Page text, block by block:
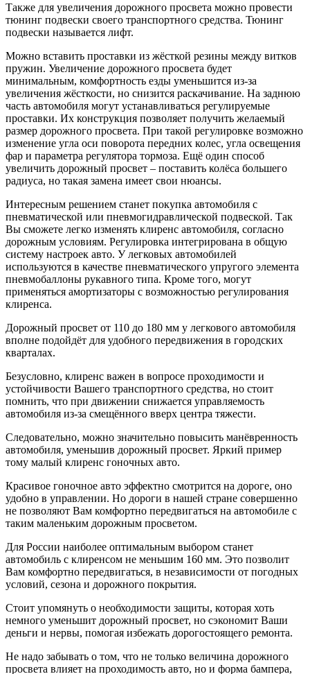
Также для увеличения дорожного просвета можно провести
тюнинг подвески своего транспортного средства. Тюнинг
подвески называется лифт.
Можно вставить проставки из жёсткой резины между витков
пружин. Увеличение дорожного просвета будет
минимальным, комфортность езды уменьшится из-за
увеличения жёсткости, но снизится раскачивание. На заднюю
часть автомобиля могут устанавливаться регулируемые
проставки. Их конструкция позволяет получить желаемый
размер дорожного просвета. При такой регулировке возможно
изменение угла оси поворота передних колес, угла освещения
фар и параметра регулятора тормоза. Ещё один способ
увеличить дорожный просвет – поставить колёса большего
радиуса, но такая замена имеет свои нюансы.
Интересным решением станет покупка автомобиля с
пневматической или пневмогидравлической подвеской. Так
Вы сможете легко изменять клиренс автомобиля, согласно
дорожным условиям. Регулировка интегрирована в общую
систему настроек авто. У легковых автомобилей
используются в качестве пневматического упругого элемента
пневмобаллоны рукавного типа. Кроме того, могут
применяться амортизаторы с возможностью регулирования
клиренса.
Дорожный просвет от 110 до 180 мм у легкового автомобиля
вполне подойдёт для удобного передвижения в городских
кварталах.
Безусловно, клиренс важен в вопросе проходимости и
устойчивости Вашего транспортного средства, но стоит
помнить, что при движении снижается управляемость
автомобиля из-за смещённого вверх центра тяжести.
Следовательно, можно значительно повысить манёвренность
автомобиля, уменьшив дорожный просвет. Яркий пример
тому малый клиренс гоночных авто.
Красивое гоночное авто эффектно смотрится на дороге, оно
удобно в управлении. Но дороги в нашей стране совершенно
не позволяют Вам комфортно передвигаться на автомобиле с
таким маленьким дорожным просветом.
Для России наиболее оптимальным выбором станет
автомобиль с клиренсом не меньшим 160 мм. Это позволит
Вам комфортно передвигаться, в независимости от погодных
условий, сезона и дорожного покрытия.
Стоит упомянуть о необходимости защиты, которая хоть
немного уменьшит дорожный просвет, но сэкономит Ваши
деньги и нервы, помогая избежать дорогостоящего ремонта.
Не надо забывать о том, что не только величина дорожного
просвета влияет на проходимость авто, но и форма бампера,